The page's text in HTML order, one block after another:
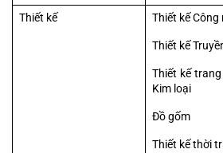
Thiết kế
Thiết kế Công
Thiết kế
Thiết kế
Kim loại
Đồ gốm
Thiết kế thời